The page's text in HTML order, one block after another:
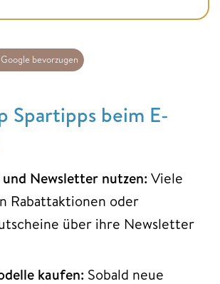
bevorzugen
Spartipps beim E-
Newsletter nutzen: Viele
Rabattaktionen oder
über ihre Newsletter
kaufen: Sobald neue